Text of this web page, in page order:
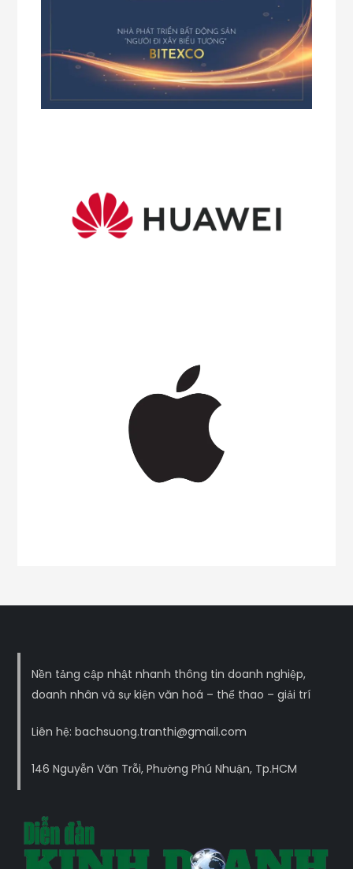
Nền tảng cập nhật nhanh thông tin doanh nghiệp,
doanh nhân và sự kiện văn hoá – thể thao – giải trí
Liên hệ: bachsuong.tranthi@gmail.com
146 Nguyễn Văn Trỗi, Phường Phú Nhuận, Tp.HCM